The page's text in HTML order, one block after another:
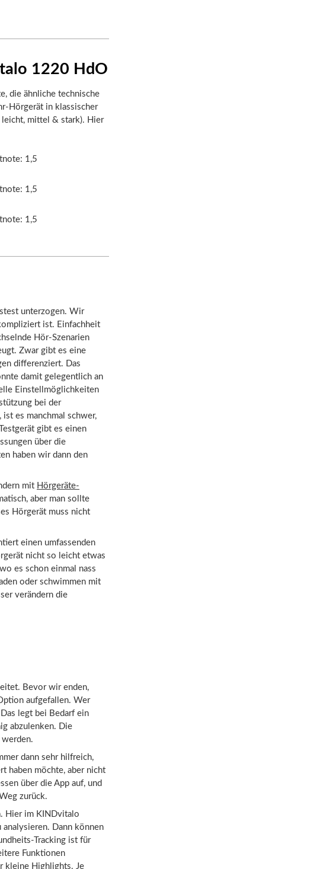
1220 HdO
die ähnliche technische
Hörgerät in klassischer
leicht, mittel & stark). Hier
1,5
1,5
1,5
unterzogen. Wir
ist. Einfachheit
Hör-Szenarien
Zwar gibt es eine
differenziert. Das
damit gelegentlich an
Einstellmöglichkeiten
bei der
es manchmal schwer,
gibt es einen
über die
haben wir dann den
mit Hörgeräte-
aber man sollte
Hörgerät muss nicht
einen umfassenden
nicht so leicht etwas
es schon einmal nass
oder schwimmen mit
verändern die
Bevor wir enden,
aufgefallen. Wer
legt bei Bedarf ein
abzulenken. Die
dann sehr hilfreich,
haben möchte, aber nicht
über die App auf, und
zurück.
Hier im KINDvitalo
Dann können
Tracking ist für
Funktionen
kleine Highlights. Je